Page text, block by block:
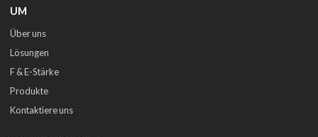
UM
Über uns
Lösungen
F & E-Stärke
Produkte
Kontaktiere uns